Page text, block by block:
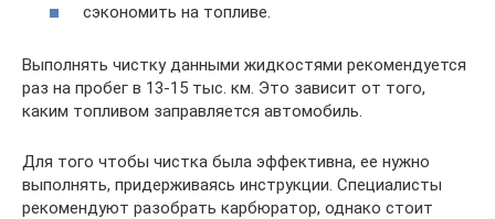
сэкономить на топливе.
Выполнять чистку данными жидкостями рекомендуется
раз на пробег в 13-15 тыс. км. Это зависит от того,
каким топливом заправляется автомобиль.
Для того чтобы чистка была эффективна, ее нужно
выполнять, придерживаясь инструкции. Специалисты
рекомендуют разобрать карбюратор, однако стоит